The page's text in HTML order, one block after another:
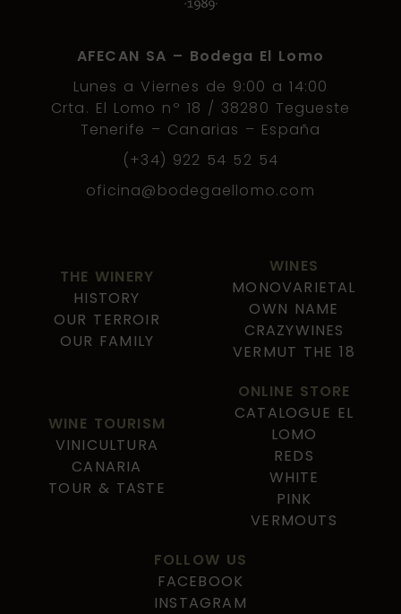
AFECAN SA – Bodega El Lomo
Lunes a Viernes de 9:00 a 14:00
Crta. El Lomo nº 18 / 38280 Tegueste
Tenerife – Canarias – España
(+34) 922 54 52 54
oficina@bodegaellomo.com
THE WINERY
HISTORY
OUR TERROIR
OUR FAMILY
WINES
MONOVARIETAL
OWN NAME
CRAZYWINES
VERMUT THE 18
WINE TOURISM
VINICULTURA
CANARIA
TOUR & TASTE
ONLINE STORE
CATALOGUE EL
LOMO
REDS
WHITE
PINK
VERMOUTS
FOLLOW US
FACEBOOK
INSTAGRAM